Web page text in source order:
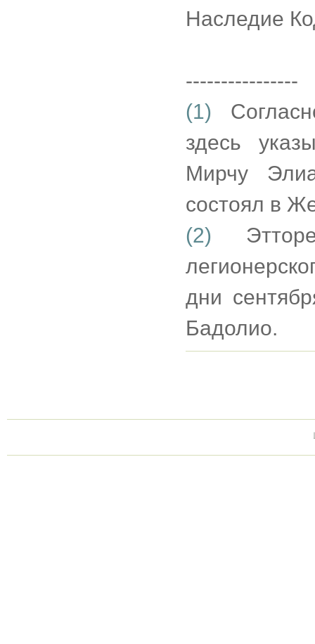
Наследие
----------------
(1)
здесь
Мирчу
состоял в
(2)
дни
Бадолио.